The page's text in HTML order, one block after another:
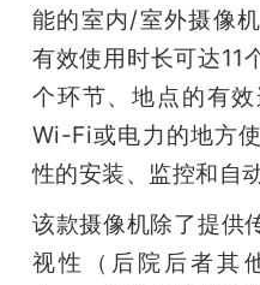
心
GAIR
题
能的室内/室外摄像
有效使用时长可达11
个环节、地点的有
Wi-Fi或电力的地方
性的安装、监控和自
该款摄像机除了提供
视性（后院后者其